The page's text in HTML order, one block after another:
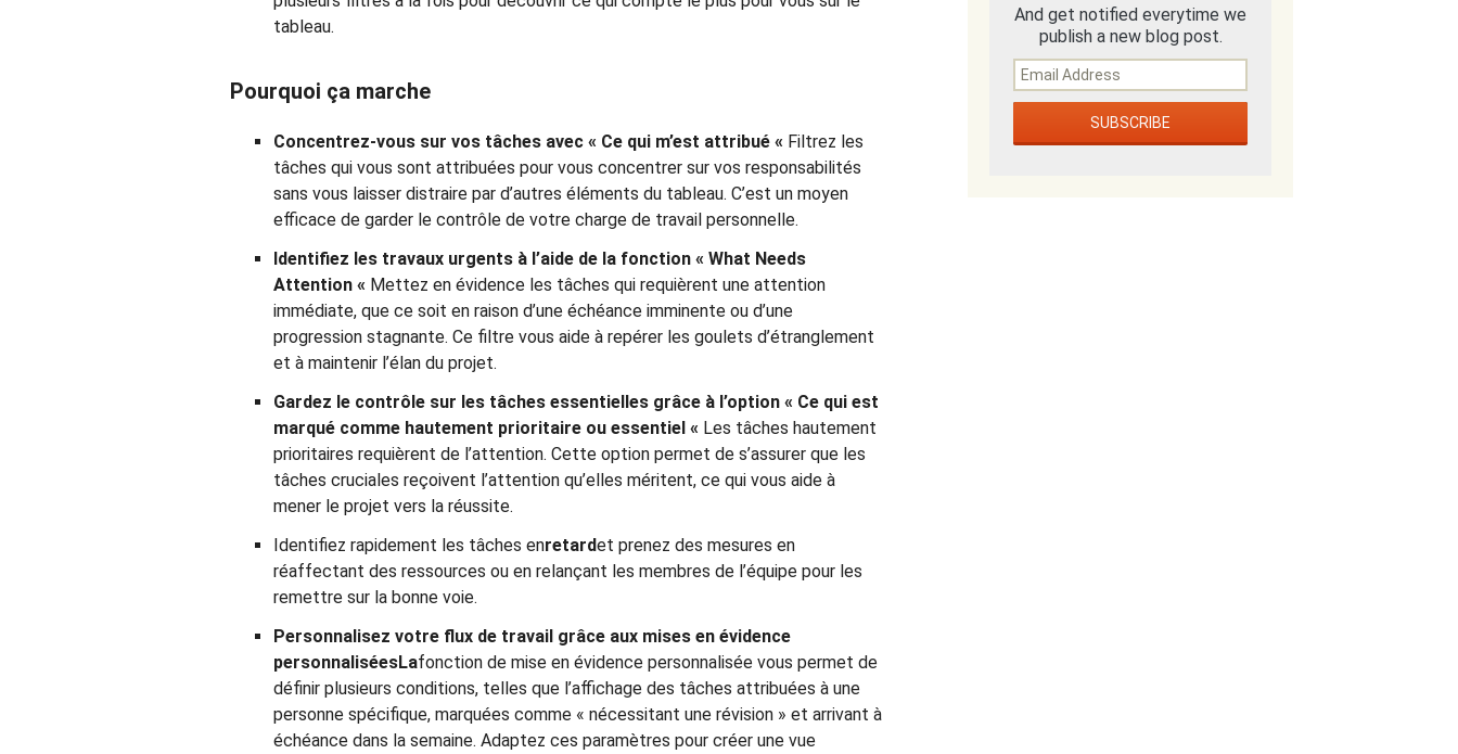
tableau.
Pourquoi ça marche
Concentrez-vous sur vos tâches avec « Ce qui m’est attribué « Filtrez les
tâches qui vous sont attribuées pour vous concentrer sur vos responsabilités
sans vous laisser distraire par d’autres éléments du tableau. C’est un moyen
efficace de garder le contrôle de votre charge de travail personnelle.
Identifiez les travaux urgents à l’aide de la fonction « What Needs
Attention « Mettez en évidence les tâches qui requièrent une attention
immédiate, que ce soit en raison d’une échéance imminente ou d’une
progression stagnante. Ce filtre vous aide à repérer les goulets d’étranglement
et à maintenir l’élan du projet.
Gardez le contrôle sur les tâches essentielles grâce à l’option « Ce qui est
marqué comme hautement prioritaire ou essentiel « Les tâches hautement
prioritaires requièrent de l’attention. Cette option permet de s’assurer que les
tâches cruciales reçoivent l’attention qu’elles méritent, ce qui vous aide à
mener le projet vers la réussite.
Identifiez rapidement les tâches enretardet prenez des mesures en
réaffectant des ressources ou en relançant les membres de l’équipe pour les
remettre sur la bonne voie.
Personnalisez votre flux de travail grâce aux mises en évidence
personnaliséesLafonction de mise en évidence personnalisée vous permet de
définir plusieurs conditions, telles que l’affichage des tâches attribuées à une
personne spécifique, marquées comme « nécessitant une révision » et arrivant à
échéance dans la semaine. Adaptez ces paramètres pour créer une vue
And get notified everytime we
publish a new blog post.